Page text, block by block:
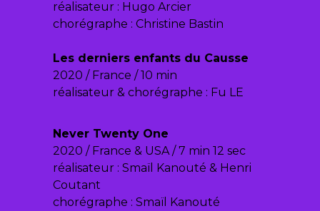
réalisateur : Hugo Arcier
chorégraphe : Christine Bastin
Les derniers enfants du Causse
2020 / France / 10 min
réalisateur & chorégraphe : Fu LE
Never Twenty One
2020 / France & USA / 7 min 12 sec
réalisateur : Smaïl Kanouté & Henri
Coutant
chorégraphe : Smaïl Kanouté